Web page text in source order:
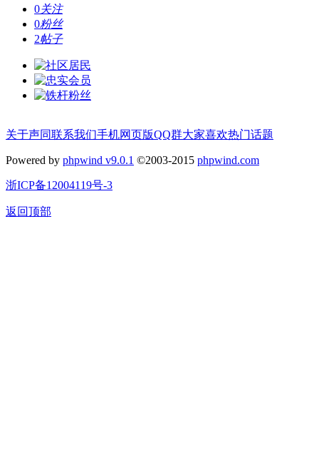
0关注
0粉丝
2帖子
关于声同联系我们手机网页版QQ群大家喜欢热门话题
Powered by phpwind v9.0.1 ©2003-2015 phpwind.com
浙ICP备12004119号-3
返回顶部